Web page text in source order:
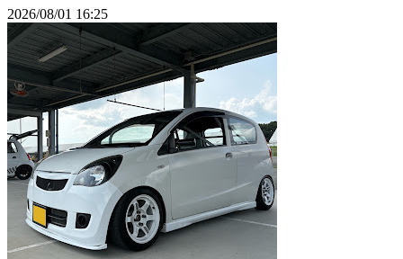
2026/08/01 16:25